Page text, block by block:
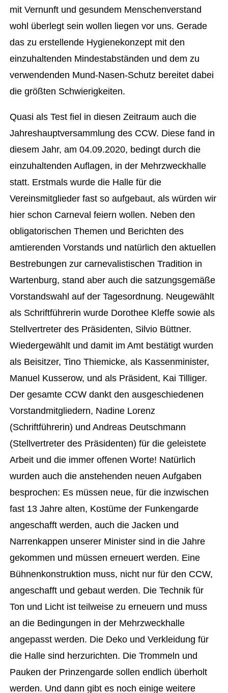
mit Vernunft und gesundem Menschenverstand
wohl überlegt sein wollen liegen vor uns. Gerade
das zu erstellende Hygienekonzept mit den
einzuhaltenden Mindestabständen und dem zu
verwendenden Mund-Nasen-Schutz bereitet dabei
die größten Schwierigkeiten.
Quasi als Test fiel in diesen Zeitraum auch die
Jahreshauptversammlung des CCW. Diese fand in
diesem Jahr, am 04.09.2020, bedingt durch die
einzuhaltenden Auflagen, in der Mehrzweckhalle
statt. Erstmals wurde die Halle für die
Vereinsmitglieder fast so aufgebaut, als würden wir
hier schon Carneval feiern wollen. Neben den
obligatorischen Themen und Berichten des
amtierenden Vorstands und natürlich den aktuellen
Bestrebungen zur carnevalistischen Tradition in
Wartenburg, stand aber auch die satzungsgemäße
Vorstandswahl auf der Tagesordnung. Neugewählt
als Schriftführerin wurde Dorothee Kleffe sowie als
Stellvertreter des Präsidenten, Silvio Büttner.
Wiedergewählt und damit im Amt bestätigt wurden
als Beisitzer, Tino Thiemicke, als Kassenminister,
Manuel Kusserow, und als Präsident, Kai Tilliger.
Der gesamte CCW dankt den ausgeschiedenen
Vorstandmitgliedern, Nadine Lorenz
(Schriftführerin) und Andreas Deutschmann
(Stellvertreter des Präsidenten) für die geleistete
Arbeit und die immer offenen Worte! Natürlich
wurden auch die anstehenden neuen Aufgaben
besprochen: Es müssen neue, für die inzwischen
fast 13 Jahre alten, Kostüme der Funkengarde
angeschafft werden, auch die Jacken und
Narrenkappen unserer Minister sind in die Jahre
gekommen und müssen erneuert werden. Eine
Bühnenkonstruktion muss, nicht nur für den CCW,
angeschafft und gebaut werden. Die Technik für
Ton und Licht ist teilweise zu erneuern und muss
an die Bedingungen in der Mehrzweckhalle
angepasst werden. Die Deko und Verkleidung für
die Halle sind herzurichten. Die Trommeln und
Pauken der Prinzengarde sollen endlich überholt
werden. Und dann gibt es noch einige weitere